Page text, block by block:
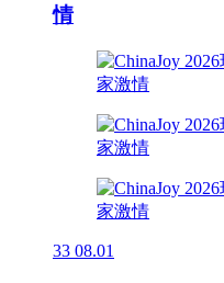
情
33 08.01